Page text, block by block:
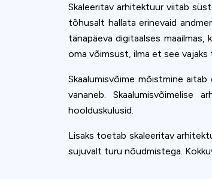
Skaleeritav arhitektuur viitab
tõhusalt hallata erinevaid
tänapäeva digitaalses maailmas,
oma võimsust, ilma et see
Skaalumisvõime mõistmine
vananeb.
hoolduskulusid.
Lisaks toetab skaleeritav
sujuvalt turu nõudmistega.